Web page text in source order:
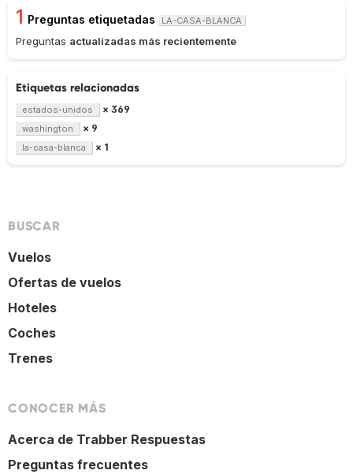
1 Preguntas etiquetadas LA-CASA-BLANCA
Preguntas actualizadas más recientemente
Etiquetas relacionadas
estados-unidos × 369
washington × 9
la-casa-blanca × 1
BUSCAR
Vuelos
Ofertas de vuelos
Hoteles
Coches
Trenes
CONOCER MÁS
Acerca de Trabber Respuestas
Preguntas frecuentes